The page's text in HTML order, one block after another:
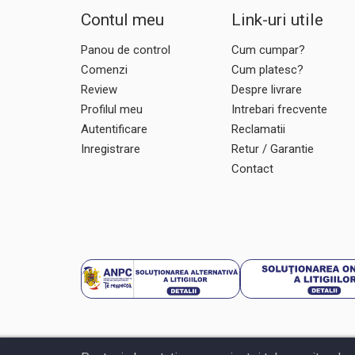
Contul meu
Panou de control
Comenzi
Review
Profilul meu
Autentificare
Inregistrare
Link-uri utile
Cum cumpar?
Cum platesc?
Despre livrare
Intrebari frecvente
Reclamatii
Retur / Garantie
Contact